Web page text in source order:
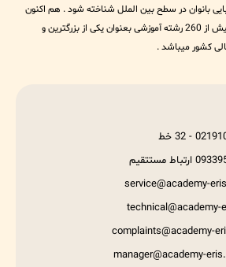
بانوان در سطح بین الملل شناخته شود . هم اکنون
این مجموعه با دارا بودن بیش از 260 رشته آموزشی بعنوان یکی از بزرگترین و
کشور میباشد .